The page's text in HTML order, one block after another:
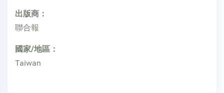
出版商：
聯合報
國家/地區：
Taiwan